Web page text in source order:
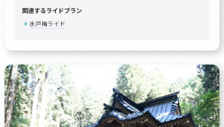
関連するライドプラン
水戸梅ライド